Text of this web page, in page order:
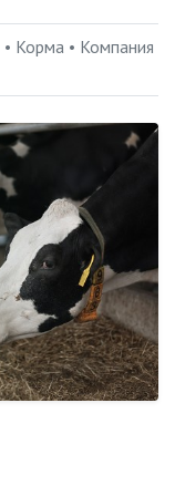
• Корма • Компания